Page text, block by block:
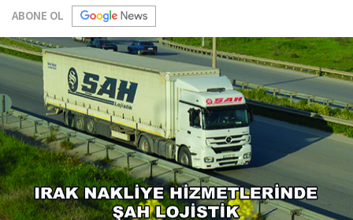
ABONE OL